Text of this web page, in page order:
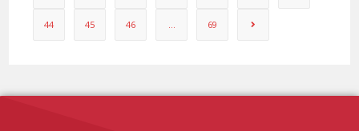
44 45 46 … 69